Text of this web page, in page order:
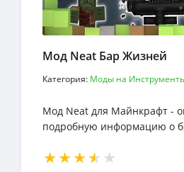
Мод Neat Бар Жизней
Категория: Моды на
Мод Neat для Майнкрафт -
подробную информацию о
здоровья меняет свой цвет
процента оставшегося